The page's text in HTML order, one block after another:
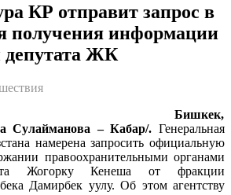
КР отправит запрос в
получения информации
депутата ЖК
Бишкек,
Сулайманова – Кабар/. Генеральная
намерена запросить официальную
правоохранительными органами
Жогорку Кенеша от фракции
Дамирбек уулу. Об этом агентству